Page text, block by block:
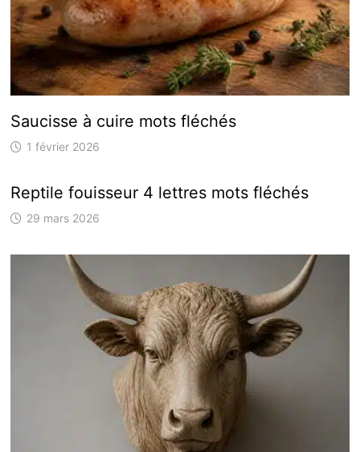
Saucisse à cuire mots fléchés
1 février 2026
Reptile fouisseur 4 lettres mots fléchés
29 mars 2026